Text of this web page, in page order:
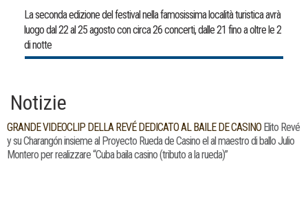
La seconda edizione del festival nella famosissima località turistica avrà
luogo dal 22 al 25 agosto con circa 26 concerti, dalle 21 fino a oltre le 2
di notte
Notizie
GRANDE VIDEOCLIP DELLA REVÉ DEDICATO AL BAILE DE CASINO Elito Revé
y su Charangón insieme al Proyecto Rueda de Casino el al maestro di ballo Julio
Montero per realizzare “Cuba baila casino (tributo a la rueda)”